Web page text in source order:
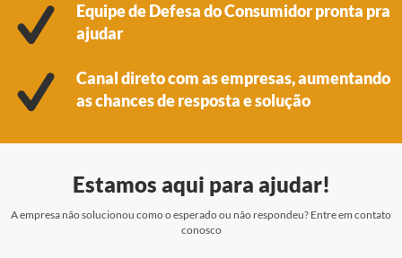
Equipe de Defesa do Consumidor pronta pra
ajudar
Canal direto com as empresas, aumentando
as chances de resposta e solução
Estamos aqui para ajudar!
A empresa não solucionou como o esperado ou não respondeu? Entre em contato
conosco